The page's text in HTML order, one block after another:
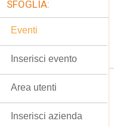
SFOGLIA:
Eventi
Inserisci evento
Area utenti
Inserisci azienda